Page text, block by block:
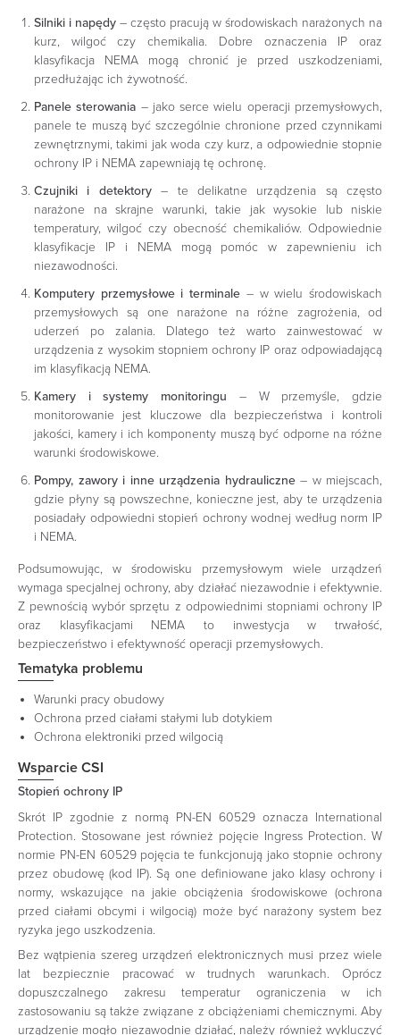
Silniki i napędy – często pracują w środowiskach narażonych na
kurz, wilgoć czy chemikalia. Dobre oznaczenia IP oraz
klasyfikacja NEMA mogą chronić je przed uszkodzeniami,
przedłużając ich żywotność.
Panele sterowania – jako serce wielu operacji przemysłowych,
panele te muszą być szczególnie chronione przed czynnikami
zewnętrznymi, takimi jak woda czy kurz, a odpowiednie stopnie
ochrony IP i NEMA zapewniają tę ochronę.
Czujniki i detektory– te delikatne urządzenia są często
narażone na skrajne warunki, takie jak wysokie lub niskie
temperatury, wilgoć czy obecność chemikaliów. Odpowiednie
klasyfikacje IP i NEMA mogą pomóc w zapewnieniu ich
niezawodności.
Komputery przemysłowe i terminale – w wielu środowiskach
przemysłowych są one narażone na różne zagrożenia, od
uderzeń po zalania. Dlatego też warto zainwestować w
urządzenia z wysokim stopniem ochrony IP oraz odpowiadającą
im klasyfikacją NEMA.
Kamery i systemy monitoringu – W przemyśle, gdzie
monitorowanie jest kluczowe dla bezpieczeństwa i kontroli
jakości, kamery i ich komponenty muszą być odporne na różne
warunki środowiskowe.
Pompy, zawory i inne urządzenia hydrauliczne– w miejscach,
gdzie płyny są powszechne, konieczne jest, aby te urządzenia
posiadały odpowiedni stopień ochrony wodnej według norm IP
i NEMA.
Podsumowując, w środowisku przemysłowym wiele urządzeń
wymaga specjalnej ochrony, aby działać niezawodnie i efektywnie.
Z pewnością wybór sprzętu z odpowiednimi stopniami ochrony IP
oraz klasyfikacjami NEMA to inwestycja w trwałość,
bezpieczeństwo i efektywność operacji przemysłowych.
Tematyka problemu
Warunki pracy obudowy
Ochrona przed ciałami stałymi lub dotykiem
Ochrona elektroniki przed wilgocią
Wsparcie CSI
Stopień ochrony IP
Skrót IP zgodnie z normą PN-EN 60529 oznacza International
Protection. Stosowane jest również pojęcie Ingress Protection. W
normie PN-EN 60529 pojęcia te funkcjonują jako stopnie ochrony
przez obudowę (kod IP). Są one definiowane jako klasy ochrony i
normy, wskazujące na jakie obciążenia środowiskowe (ochrona
przed ciałami obcymi i wilgocią) może być narażony system bez
ryzyka jego uszkodzenia.
Bez wątpienia szereg urządzeń elektronicznych musi przez wiele
lat bezpiecznie pracować w trudnych warunkach. Oprócz
dopuszczalnego zakresu temperatur ograniczenia w ich
zastosowaniu są także związane z obciążeniami chemicznymi. Aby
urządzenie mogło niezawodnie działać, należy również wykluczyć